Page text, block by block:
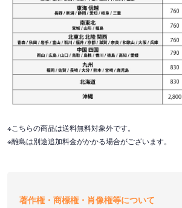
※こちらの商品は送料無料対象外です。
※離島は別途追加料金がかかる場合がございます。
著作権・商標権・肖像権等について